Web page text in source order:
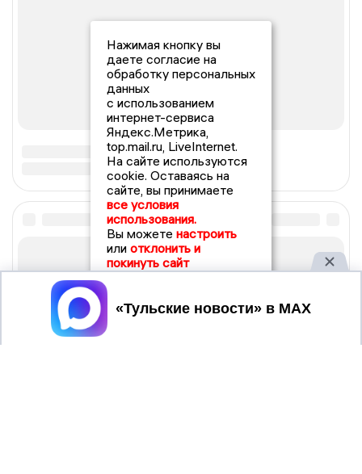
Нажимая кнопку вы
даете согласие на
обработку персональных
данных
с использованием
интернет-сервиса
Яндекс.Метрика,
top.mail.ru, LiveInternet.
На сайте используются
cookie. Оставаясь на
сайте, вы принимаете
все условия
использования.
Вы можете настроить
или отклонить и
покинуть сайт
Принять